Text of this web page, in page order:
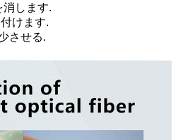
消します.
けます.
させる.